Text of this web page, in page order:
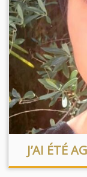
J’AI ÉTÉ